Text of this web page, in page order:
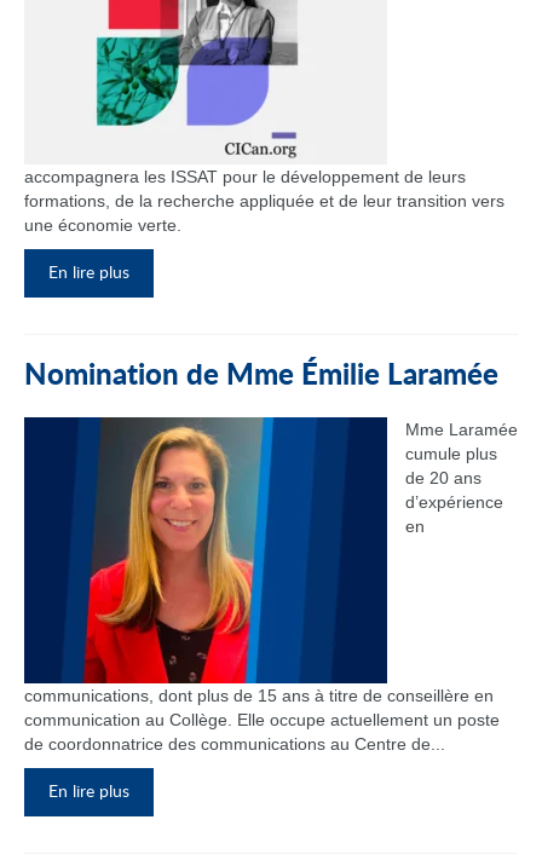
accompagnera les ISSAT pour le développement de leurs
formations, de la recherche appliquée et de leur transition vers
une économie verte.
En lire plus
Nomination de Mme Émilie Laramée
Mme Laramée
cumule plus
de 20 ans
d’expérience
en
communications, dont plus de 15 ans à titre de conseillère en
communication au Collège. Elle occupe actuellement un poste
de coordonnatrice des communications au Centre de...
En lire plus